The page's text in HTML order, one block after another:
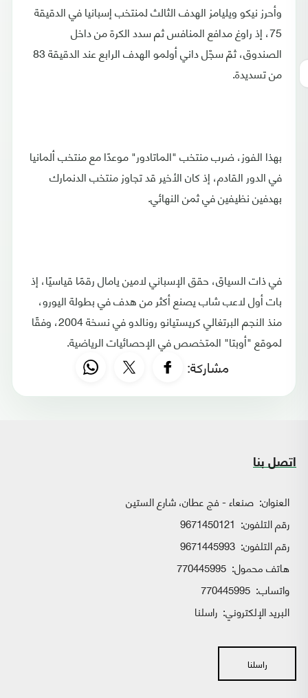
وأحرز نيكو ويليامز الهدف الثالث لمنتخب إسبانيا في الدقيقة
75، إذ راوغ مدافع المنافس ثم سدد الكرة من داخل
الصندوق، ثمّ سجّل داني أولمو الهدف الرابع عند الدقيقة 83
من تسديدة.
بهذا الفوز، ضرب منتخب "الماتادور" موعدًا مع منتخب ألمانيا
في الدور القادم، إذ كان الأخير قد تجاوز منتخب الدنمارك
بهدفين نظيفين في ثمن النهائي.
في ذات السياق، حقق الإسباني لامين يامال رقمًا قياسيًا، إذ
بات أول لاعب شاب يصنع أكثر من هدف في بطولة اليورو،
منذ النجم البرتغالي كريستيانو رونالدو في نسخة 2004، وفقًا
لموقع "أوبتا" المتخصص في الإحصائيات الرياضية.
مشاركة:
اتصل بنا
العنوان: صنعاء - فج عطان، شارع الستين
رقم التلفون: 9671450121
رقم التلفون: 9671445993
هاتف محمول: 770445995
واتساب:
البريد الإلكتروني: راسلنا
راسلنا